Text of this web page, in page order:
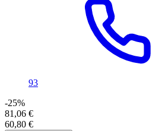
93
-25%
81,06 €
60,80 €